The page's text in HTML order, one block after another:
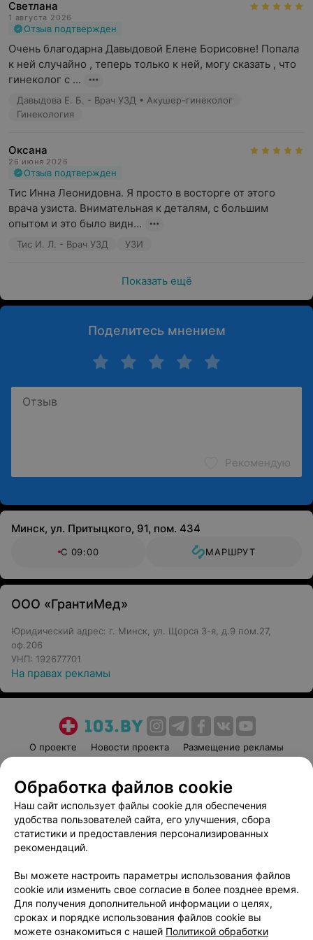
храпеть и часто ходить по ночам в туалет, исчезают
головные боли, при системном использовании –
снижается вес, восстанавливается работа сердца,
почек, легких, больше не хочется спать днем.
Наши специалисты
Врачебный состав медицинского центра «ГрантиМед»
работы в своей области. Многие наши специалисты
ведут смешанный прием.
Медицинский центр «ГрантиМед»: здоровье важнее!
Обращаем ваше внимание, что
обязательна консультация
медицинские услуги могут иметь
противопоказания и побочные
Светлана
1 августа 2026
Отзыв подтвержден
Очень благодарна Давыдовой Елене Борисовне! Попала
к ней случайно , теперь только к ней, могу сказать , что
гинеколог с ...
Давыдова Е. Б. - Врач УЗД • Акушер-гинеколог
Гинекология
Оксана
26 июня 2026
Отзыв подтвержден
Тис Инна Леонидовна. Я просто в восторге от этого
врача узиста. Внимательная к деталям, с большим
опытом и это было видн...
Тис И. Л. - Врач УЗД УЗИ
Показать ещё
Поделитесь мнением
Рекомендую
Минск, ул. Притыцкого, 91, пом. 434
С 09:00 МАРШРУТ
ООО «ГрантиМед»
Юридический адрес: г. Минск, ул. Щорса 3-я, д.9 пом.27,
оф.206
УНП: 192677701
На правах рекламы
О проекте Новости проекта
Размещение рекламы
Пользовательское соглашение
Способы оплаты
Вакансии
Партнеры
Написать руководителю 103.by
Обработка персональных данных
Обработка файлов cookie
Наш сайт использует файлы cookie для обеспечения
удобства пользователей сайта, его улучшения, сбора
статистики и предоставления персонализированных
рекомендаций.
Вы можете настроить параметры использования файлов
cookie или изменить свое согласие в более позднее время.
Для получения дополнительной информации о целях,
сроках и порядке использования файлов cookie вы
можете ознакомиться с нашей Политикой обработки